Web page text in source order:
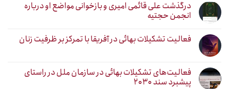
درگذشت علی قائمی امیری و بازخوانی مواضع او درباره
انجمن حجتیه
فعالیت تشکیلات بهائی در آفریقا با تمرکز بر ظرفیت زنان
فعالیت‌های تشکیلات بهائی در سازمان ملل در راستای
پیشبرد سند ۲۰۳۰